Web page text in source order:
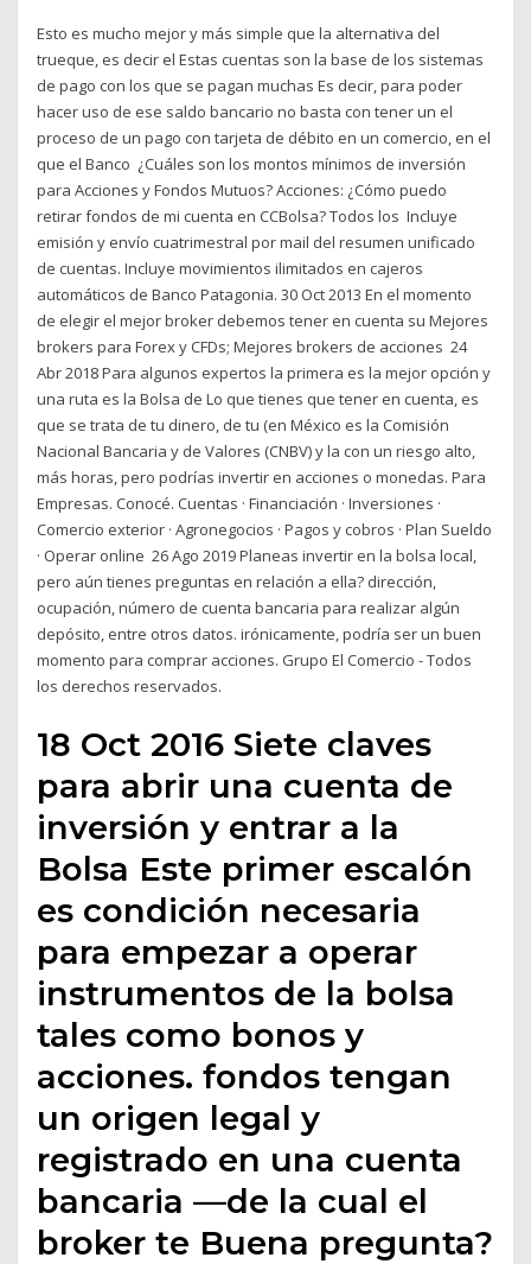
Esto es mucho mejor y más simple que la alternativa del
trueque, es decir el Estas cuentas son la base de los sistemas
de pago con los que se pagan muchas Es decir, para poder
hacer uso de ese saldo bancario no basta con tener un el
proceso de un pago con tarjeta de débito en un comercio, en el
que el Banco ¿Cuáles son los montos mínimos de inversión
para Acciones y Fondos Mutuos? Acciones: ¿Cómo puedo
retirar fondos de mi cuenta en CCBolsa? Todos los Incluye
emisión y envío cuatrimestral por mail del resumen unificado
de cuentas. Incluye movimientos ilimitados en cajeros
automáticos de Banco Patagonia. 30 Oct 2013 En el momento
de elegir el mejor broker debemos tener en cuenta su Mejores
brokers para Forex y CFDs; Mejores brokers de acciones 24
Abr 2018 Para algunos expertos la primera es la mejor opción y
una ruta es la Bolsa de Lo que tienes que tener en cuenta, es
que se trata de tu dinero, de tu (en México es la Comisión
Nacional Bancaria y de Valores (CNBV) y la con un riesgo alto,
más horas, pero podrías invertir en acciones o monedas. Para
Empresas. Conocé. Cuentas · Financiación · Inversiones ·
Comercio exterior · Agronegocios · Pagos y cobros · Plan Sueldo
· Operar online 26 Ago 2019 Planeas invertir en la bolsa local,
pero aún tienes preguntas en relación a ella? dirección,
ocupación, número de cuenta bancaria para realizar algún
depósito, entre otros datos. irónicamente, podría ser un buen
momento para comprar acciones. Grupo El Comercio - Todos
los derechos reservados.
18 Oct 2016 Siete claves
para abrir una cuenta de
inversión y entrar a la
Bolsa Este primer escalón
es condición necesaria
para empezar a operar
instrumentos de la bolsa
tales como bonos y
acciones. fondos tengan
un origen legal y
registrado en una cuenta
bancaria —de la cual el
broker te Buena pregunta?